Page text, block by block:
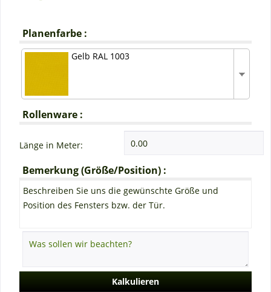
Planenfarbe :
Gelb RAL 1003
Rollenware :
Länge in Meter:
Bemerkung (Größe/Position) :
Beschreiben Sie uns die gewünschte Größe und
Position des Fensters bzw. der Tür.
Kalkulieren